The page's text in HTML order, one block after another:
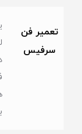
تعمیر فن
سرفیس